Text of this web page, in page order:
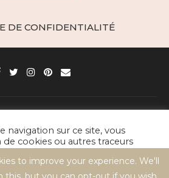
DE CONFIDENTIALITÉ
BACK TO TOP
to improve your experience. We'll
navigation sur ce site, vous
de cookies ou autres traceurs